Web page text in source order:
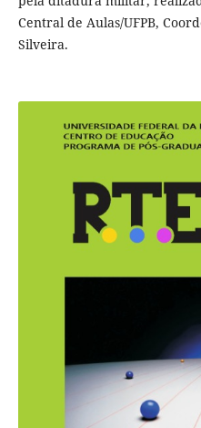
Central de Aulas/UFPB,
Silveira.